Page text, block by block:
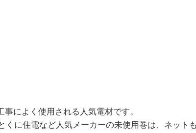
によく使用される人気電材です。
くに住電など人気メーカーの未使用巻は、ネット